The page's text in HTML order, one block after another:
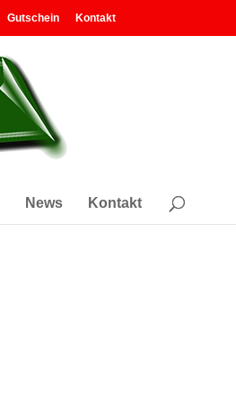
Gutschein Kontakt
News Kontakt